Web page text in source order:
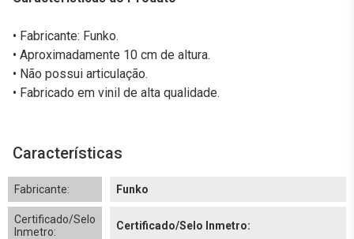
• Fabricante: Funko.
• Aproximadamente 10 cm de altura.
• Não possui articulação.
• Fabricado em vinil de alta qualidade.
Características
Fabricante: Funko
Certificado/Selo
Inmetro:
Certificado/Selo Inmetro: